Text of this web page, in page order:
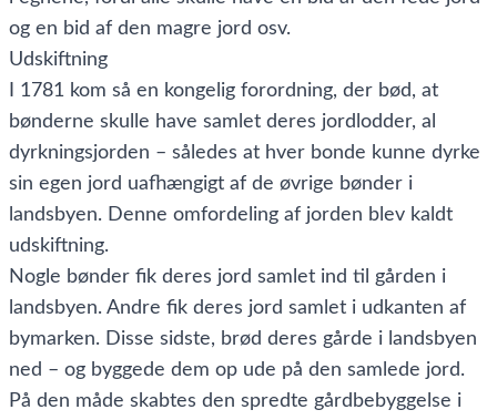
og en bid af den magre jord osv.
Udskiftning
I 1781 kom så en kongelig forordning, der bød, at
bønderne skulle have samlet deres jordlodder, al
dyrkningsjorden – således at hver bonde kunne dyrke
sin egen jord uafhængigt af de øvrige bønder i
landsbyen. Denne omfordeling af jorden blev kaldt
udskiftning.
Nogle bønder fik deres jord samlet ind til gården i
landsbyen. Andre fik deres jord samlet i udkanten af
bymarken. Disse sidste, brød deres gårde i landsbyen
ned – og byggede dem op ude på den samlede jord.
På den måde skabtes den spredte gårdbebyggelse i